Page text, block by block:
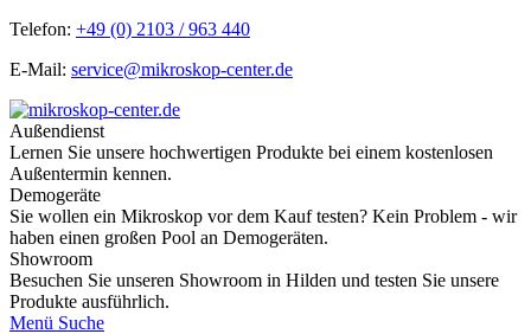
Telefon: +49 (0) 2103 / 963 440
E-Mail: service@mikroskop-center.de
Außendienst
Lernen Sie unsere hochwertigen Produkte bei einem kostenlosen
Außentermin kennen.
Demogeräte
Sie wollen ein Mikroskop vor dem Kauf testen? Kein Problem - wir
haben einen großen Pool an Demogeräten.
Showroom
Besuchen Sie unseren Showroom in Hilden und testen Sie unsere
Produkte ausführlich.
Menü Suche